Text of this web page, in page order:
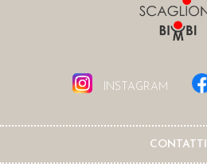
INSTAGRAM
CONTATTI